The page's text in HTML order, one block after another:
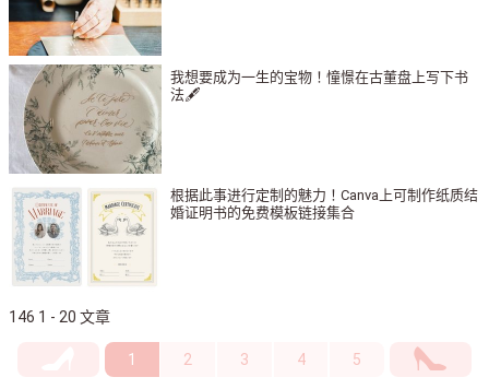
我想要成为一生的宝物！憧憬在古董盘上写下书
法🖋
根据此事进行定制的魅力！Canva上可制作纸质结
婚证明书的免费模板链接集合
146 1 - 20 文章
1 2 3 4 5